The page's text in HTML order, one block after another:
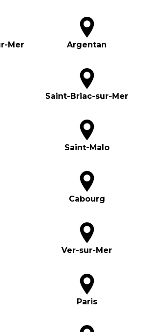
Mer Argentan
Saint-Briac-sur-Mer
Saint-Malo
Cabourg
Ver-sur-Mer
Paris